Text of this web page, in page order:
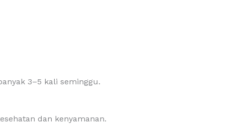
3–5 kali seminggu.
dan kenyamanan.